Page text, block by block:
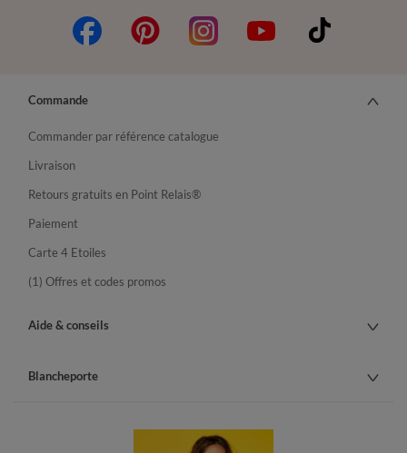
Commande
Commander par référence catalogue
Livraison
Retours gratuits en Point Relais®
Paiement
Carte 4 Etoiles
(1) Offres et codes promos
Aide & conseils
Blancheporte